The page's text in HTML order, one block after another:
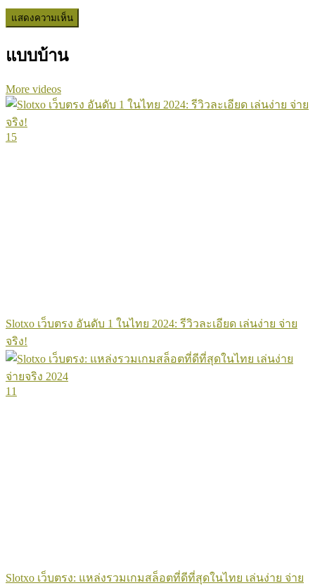
แบบบ้าน
More videos
15
Slotxo เว็บตรง อันดับ 1 ในไทย 2024: รีวิวละเอียด เล่นง่าย จ่าย
จริง!
11
Slotxo เว็บตรง: แหล่งรวมเกมสล็อตที่ดีที่สุดในไทย เล่นง่าย จ่าย